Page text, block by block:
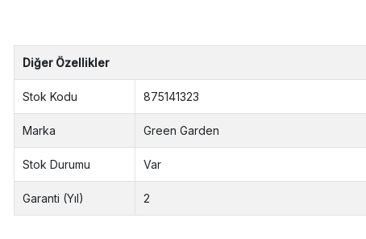
Diğer Özellikler
Stok Kodu 875141323
Marka Green Garden
Stok Durumu Var
Garanti (Yıl) 2